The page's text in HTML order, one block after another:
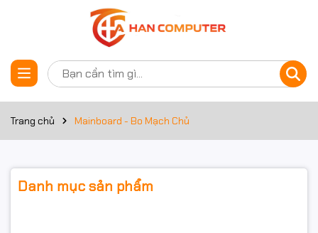
Trang chủ Mainboard - Bo Mạch Chủ
Danh mục sản phẩm